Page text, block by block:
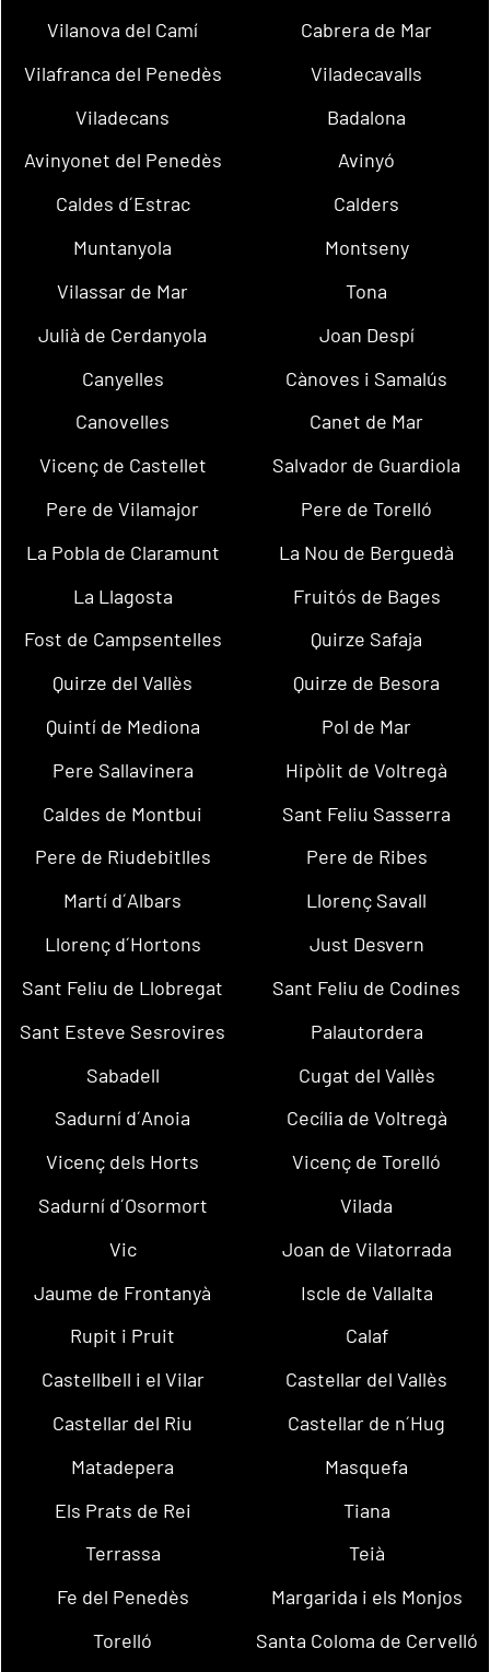
Vilanova del Camí
Cabrera de Mar
Vilafranca del Penedès
Viladecavalls
Viladecans
Badalona
Avinyonet del Penedès
Avinyó
Caldes d´Estrac
Calders
Muntanyola
Montseny
Vilassar de Mar
Tona
Julià de Cerdanyola
Joan Despí
Canyelles
Cànoves i Samalús
Canovelles
Canet de Mar
Vicenç de Castellet
Salvador de Guardiola
Pere de Vilamajor
Pere de Torelló
La Pobla de Claramunt
La Nou de Berguedà
La Llagosta
Fruitós de Bages
Fost de Campsentelles
Quirze Safaja
Quirze del Vallès
Quirze de Besora
Quintí de Mediona
Pol de Mar
Pere Sallavinera
Hipòlit de Voltregà
Caldes de Montbui
Sant Feliu Sasserra
Pere de Riudebitlles
Pere de Ribes
Martí d´Albars
Llorenç Savall
Llorenç d´Hortons
Just Desvern
Sant Feliu de Llobregat
Sant Feliu de Codines
Sant Esteve Sesrovires
Palautordera
Sabadell
Cugat del Vallès
Sadurní d´Anoia
Cecília de Voltregà
Vicenç dels Horts
Vicenç de Torelló
Sadurní d´Osormort
Vilada
Vic
Joan de Vilatorrada
Jaume de Frontanyà
Iscle de Vallalta
Rupit i Pruit
Calaf
Castellbell i el Vilar
Castellar del Vallès
Castellar del Riu
Castellar de n´Hug
Matadepera
Masquefa
Els Prats de Rei
Tiana
Terrassa
Teià
Fe del Penedès
Margarida i els Monjos
Torelló
Santa Coloma de Cervelló